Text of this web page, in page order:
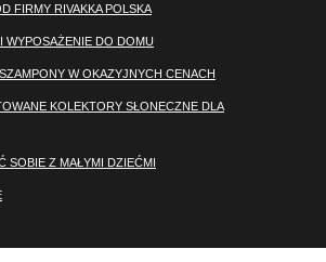
FIRMY RIVAKKA POLSKA
WYPOSAŻENIE DO DOMU
W OKAZYJNYCH CENACH
KOLEKTORY SŁONECZNE DLA
SOBIE Z MAŁYMI DZIEĆMI